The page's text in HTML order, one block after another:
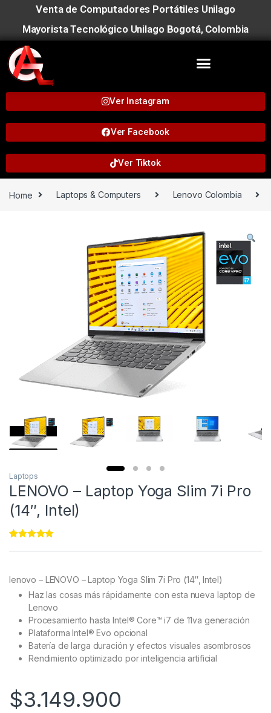
Venta de Computadores Portátiles Unilago
Mayorista Tecnológico Unilago Bogotá, Colombia
Ver Instagram
Ver Facebook
Ver Tiktok
Home Laptops & Computers Lenovo Colombia
Laptops
LENOVO – Laptop Yoga Slim 7i Pro
(14″, Intel)
ratings
lenovo – LENOVO – Laptop Yoga Slim 7i Pro (14″, Intel)
Haz las cosas más rápidamente con esta nueva laptop de
Lenovo
Procesamiento hasta Intel® Core™ i7 de 11va generación
Plataforma Intel® Evo opcional
Batería de larga duración y efectos visuales asombrosos
Rendimiento optimizado por inteligencia artificial
$3.149.900